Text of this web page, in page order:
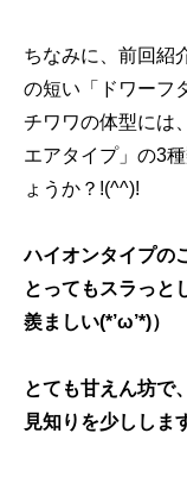
ちなみに、前回紹
の短い「ドワーフ
チワワの体型には
エアタイプ」の3
ょうか？!(^^)!
ハイオンタイプの
とってもスラっと
羨ましい(*’ω’*)）
とても甘えん坊で
見知りを少ししま